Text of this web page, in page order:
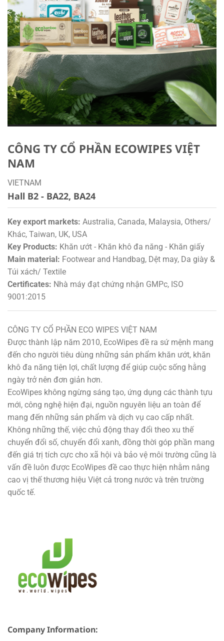
CÔNG TY CỔ PHẦN ECOWIPES VIỆT
NAM
VIETNAM
Hall B2 - BA22, BA24
Key export markets: Australia, Canada, Malaysia, Others/
Khác, Taiwan, UK, USA
Key Products: Khăn ướt - Khăn khô đa năng - Khăn giấy
Main material: Footwear and Handbag, Dệt may, Da giày &
Túi xách/ Textile
Certificates: Nhà máy đạt chứng nhận GMPc, ISO
9001:2015
CÔNG TY CỔ PHẦN ECO WIPES VIỆT NAM
Được thành lập năm 2010, EcoWipes đề ra sứ mệnh mang
đến cho người tiêu dùng những sản phẩm khăn ướt, khăn
khô đa năng tiện lợi, chất lượng để giúp cuộc sống hằng
ngày trở nên đơn giản hơn.
EcoWipes không ngừng sáng tạo, ứng dụng các thành tựu
mới, công nghệ hiện đại, nguồn nguyên liệu an toàn để
mang đến những sản phẩm và dịch vụ cao cấp nhất.
Không những thế, việc chủ động thay đổi theo xu thế
chuyển đổi số, chuyển đổi xanh, đồng thời góp phần mang
đến giá trị tích cực cho xã hội và bảo vệ môi trường cũng là
vấn đề luôn được EcoWipes đề cao thực hiện nhằm nâng
cao vị thế thương hiệu Việt cả trong nước và trên trường
quốc tế.
Company Information: